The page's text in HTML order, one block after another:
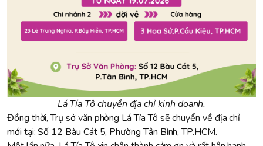
Lá Tía Tô chuyển địa chỉ kinh doanh.
Đồng thời, Trụ sở văn phòng Lá Tía Tô sẽ chuyển về địa chỉ
mới tại: Số 12 Bàu Cát 5, Phường Tân Bình, TP.HCM.